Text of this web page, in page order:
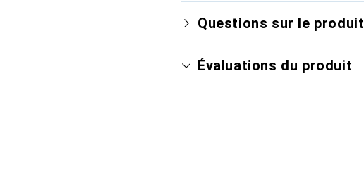
Questions sur le produit
Évaluations du produit